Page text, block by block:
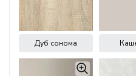
Дуб сонома